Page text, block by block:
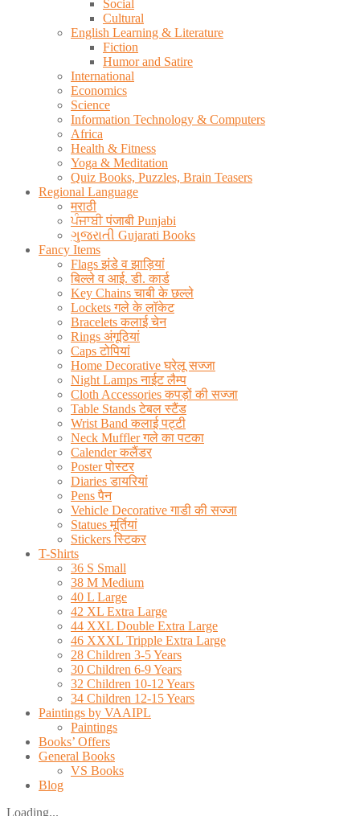
Social
Cultural
English Learning & Literature
Fiction
Humor and Satire
International
Economics
Science
Information Technology & Computers
Africa
Health & Fitness
Yoga & Meditation
Quiz Books, Puzzles, Brain Teasers
Regional Language
मराठी
ਪੰਜਾਬੀ पंजाबी Punjabi
ગુજરાતી Gujarati Books
Fancy Items
Flags झंडे व झाड़ियां
बिल्ले व आई. डी. कार्ड
Key Chains चाबी के छल्ले
Lockets गले के लॉकेट
Bracelets कलाई चेन
Rings अंगूठियां
Caps टोपियां
Home Decorative घरेलू सज्जा
Night Lamps नाईट लैम्प
Cloth Accessories कपड़ों की सज्जा
Table Stands टेबल स्टैंड
Wrist Band कलाई पट्टी
Neck Muffler गले का पटका
Calender कलैंडर
Poster पोस्टर
Diaries डायरियां
Pens पैन
Vehicle Decorative गाडी की सज्जा
Statues मूर्तियां
Stickers स्टिकर
T-Shirts
36 S Small
38 M Medium
40 L Large
42 XL Extra Large
44 XXL Double Extra Large
46 XXXL Tripple Extra Large
28 Children 3-5 Years
30 Children 6-9 Years
32 Children 10-12 Years
34 Children 12-15 Years
Paintings by VAAIPL
Paintings
Books’ Offers
General Books
VS Books
Blog
Loading...